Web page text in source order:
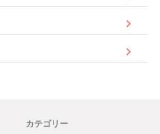
カテゴリー